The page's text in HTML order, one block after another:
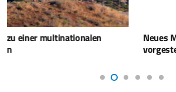
Neues ManPack als Schutz vor IEDs und